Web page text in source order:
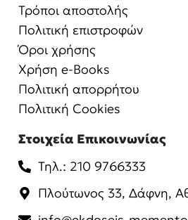
Τρόποι αποστολής
Πολιτική επιστροφών
Όροι χρήσης
Χρήση e-Books
Πολιτική απορρήτου
Πολιτική Cookies
Στοιχεία Επικοινωνίας
Τηλ.: 210 9766333
Πλούτωνος 33, Δάφνη,